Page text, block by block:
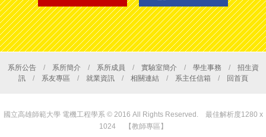
系所公告/ 系所簡介/ 系所成員 / 實驗室簡介/ 學生事務 / 招生資
訊/ 系友專區 / 就業資訊/ 相關連結/ 系主任信箱 / 回首頁
國立高雄師範大學 電機工程學系 © 2016 All Rights Reserved. 最佳解析度1280 x
1024
【教師專區】